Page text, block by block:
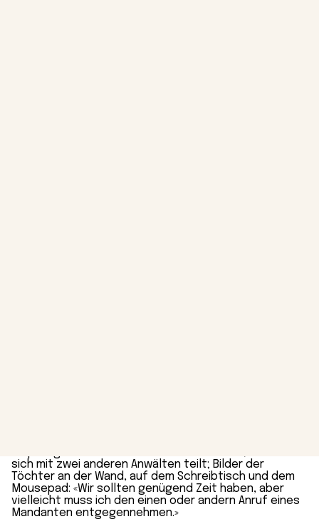
sich mit zwei anderen Anwälten teilt; Bilder der
Töchter an der Wand, auf dem Schreib­tisch und dem
Mousepad: «Wir sollten genügend Zeit haben, aber
vielleicht muss ich den einen oder andern Anruf eines
Mandanten entgegennehmen.»